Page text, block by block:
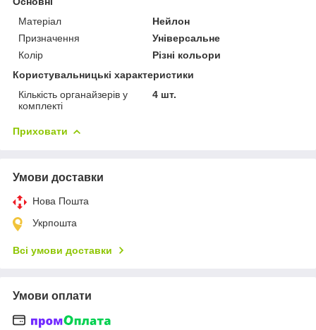
Матеріал
Нейлон
Призначення
Універсальне
Колір
Різні кольори
Користувальницькі характеристики
Кількість органайзерів у
комплекті
4 шт.
Приховати
Умови доставки
Нова Пошта
Укрпошта
Всі умови доставки
Умови оплати